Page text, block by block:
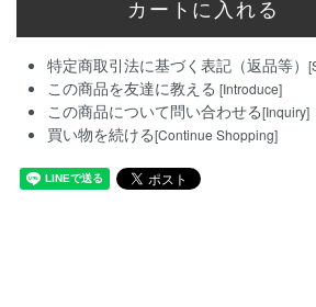
特定商取引法に基づく表記（返品等）
この商品を友達に教える [Introduce]
この商品について問い合わせる[Inquiry]
買い物を続ける[Continue Shopping]